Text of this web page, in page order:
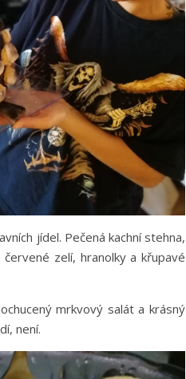
jídel. Pečená kachní stehna,
zelí, hranolky a křupavé
mrkvový salát a krásný
není.